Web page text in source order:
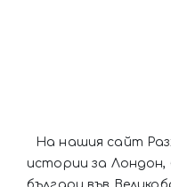
На нашия сайт
истории за Лондон,